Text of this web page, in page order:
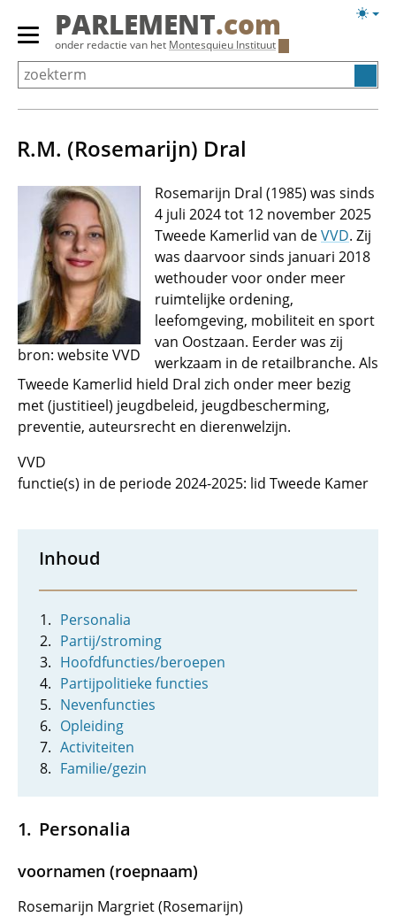
Overslaan
Primair
menu
tonen/verbergen
PARLEMENT.com
onder redactie van het Montesquieu Instituut
R.M. (Rosemarijn) Dral
bron: website VVD
Rosemarijn Dral (1985) was sinds
4 juli 2024 tot 12 november 2025
Tweede Kamerlid van deVVD. Zij
was daarvoor sinds januari 2018
wethouder voor onder meer
ruimtelijke ordening,
leefomgeving, mobiliteit en sport
van Oostzaan. Eerder was zij
werkzaam in de retailbranche. Als
Tweede Kamerlid hield Dral zich onder meer bezig
met (justitieel) jeugdbeleid, jeugdbescherming,
preventie, auteursrecht en dierenwelzijn.
VVD
functie(s) in de periode 2024-2025: lid Tweede Kamer
Inhoud
Personalia
Partij/stroming
Hoofdfuncties/beroepen
Partijpolitieke functies
Nevenfuncties
Opleiding
Activiteiten
Familie/gezin
Personalia
voornamen (roepnaam)
Rosemarijn Margriet (Rosemarijn)